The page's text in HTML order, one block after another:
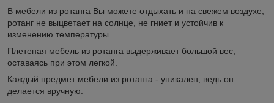
В мебели из ротанга Вы можете отдыхать и на свежем воздухе,
ротанг не выцветает на солнце, не гниет и устойчив к
изменению температуры.
Плетеная мебель из ротанга выдерживает большой вес,
оставаясь при этом легкой.
Каждый предмет мебели из ротанга - уникален, ведь он
делается вручную.